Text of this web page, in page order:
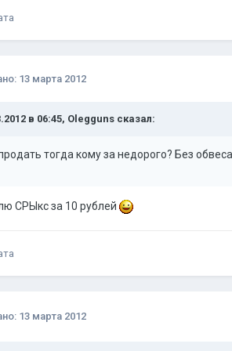
13 марта 2012
в 06:45, Olegguns сказал:
тогда кому за недорого? Без
СРЫкс за 10 рублей
13 марта 2012